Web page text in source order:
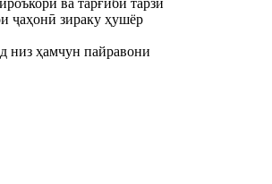
ҷаҳонӣ зираку ҳушёр
низ ҳамчун пайравони